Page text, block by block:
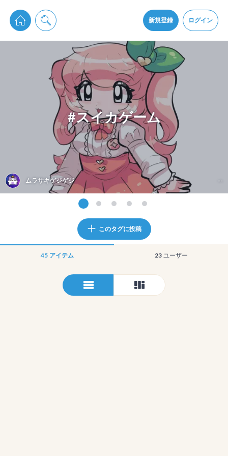
新規登録 ログイン
pixiv Sketchは2024年5月28日付で プライパシーポリシーを改定しました。
通知を受け取るにはここをクリックします
pixiv Sketchアプリでさらに快適に！
アプリをインストール
#スイカゲーム
ムラサキゲジゲジ --
このタグに投稿
45 アイテム 23 ユーザー